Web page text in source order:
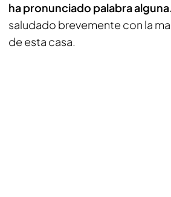
ha pronunciado palabra
saludado brevemente con la
de esta casa.